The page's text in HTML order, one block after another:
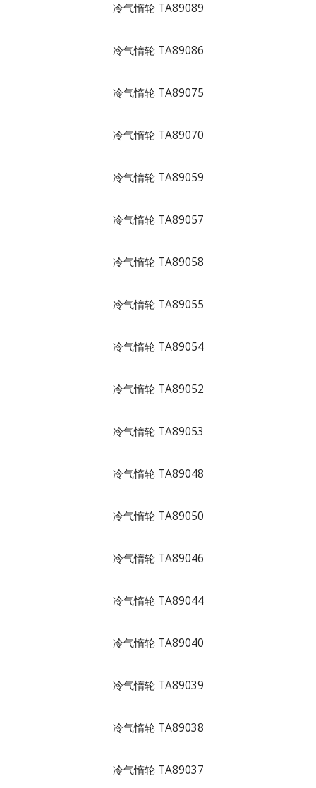
冷气惰轮 TA89089
冷气惰轮 TA89086
冷气惰轮 TA89075
冷气惰轮 TA89070
冷气惰轮 TA89059
冷气惰轮 TA89057
冷气惰轮 TA89058
冷气惰轮 TA89055
冷气惰轮 TA89054
冷气惰轮 TA89052
冷气惰轮 TA89053
冷气惰轮 TA89048
冷气惰轮 TA89050
冷气惰轮 TA89046
冷气惰轮 TA89044
冷气惰轮 TA89040
冷气惰轮 TA89039
冷气惰轮 TA89038
冷气惰轮 TA89037